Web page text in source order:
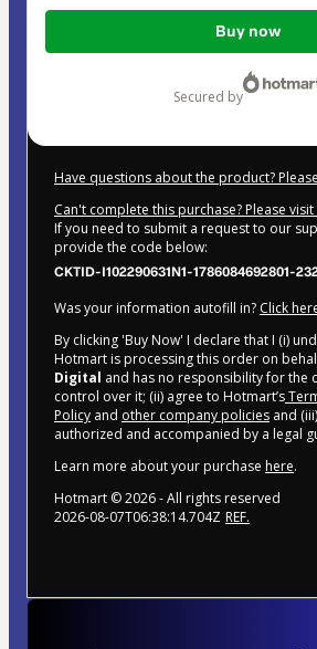
Total
Buy now
secured by
Have questions about the product?
Can't complete this purchase? Please
If you need to submit a request to our
provide the code below:
CKTID-I102290631N1-1786084692801-
Was your information autofill in? Click
By clicking 'Buy Now' I declare that I (i)
Hotmart is processing this order on
Digital and has no responsibility for the
control over it; (ii) agree to Hotmart’s
Policy and other company policies and
authorized and accompanied by a legal
Learn more about your purchase here.
Hotmart ©2026- All rights reserved
2026-08-07T06:38:14.704Z REF.